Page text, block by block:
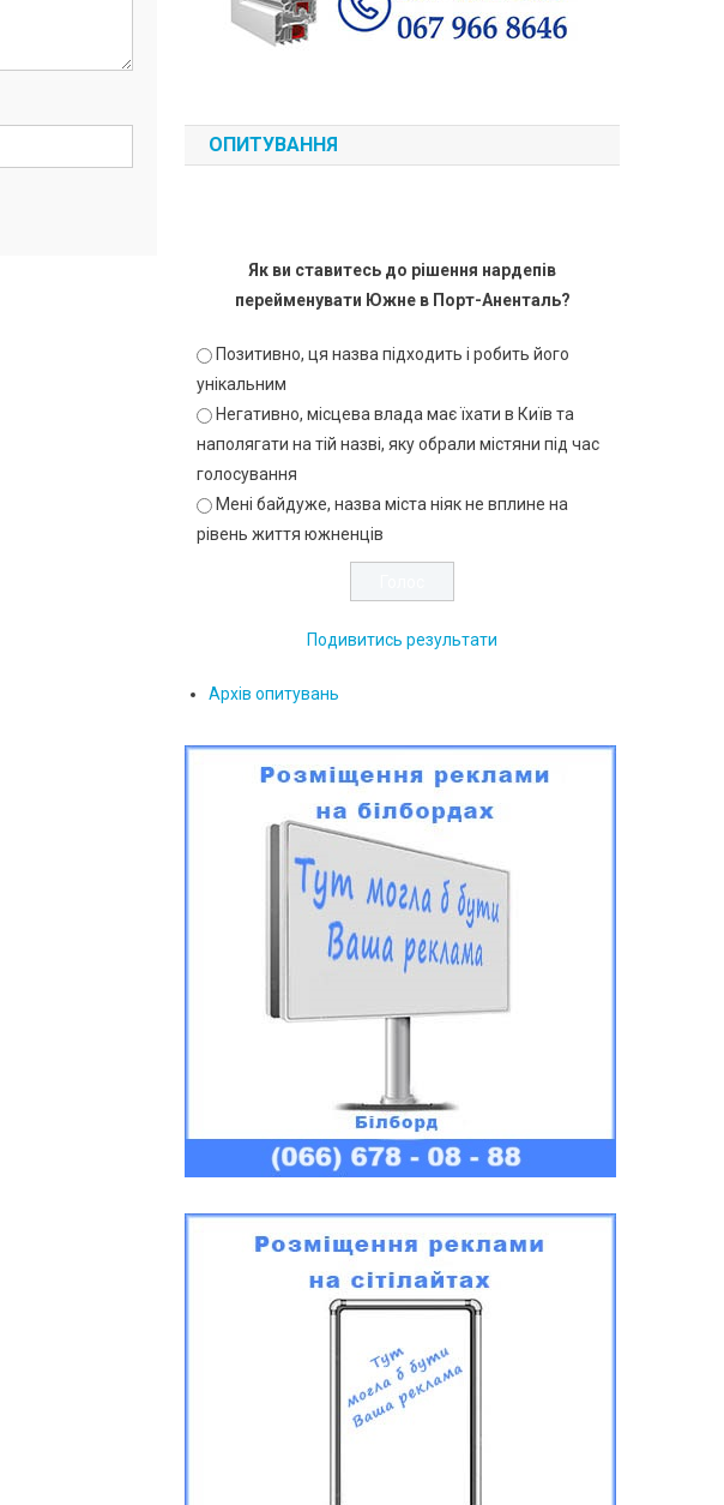
ОПИТУВАННЯ
Як ви ставитесь до рішення нардепів
перейменувати Южне в Порт-Аненталь?
Позитивно, ця назва підходить і робить його
унікальним
Негативно, місцева влада має їхати в Київ та
наполягати на тій назві, яку обрали містяни під час
голосування
Мені байдуже, назва міста ніяк не вплине на
рівень життя южненців
Подивитись результати
Архів опитувань